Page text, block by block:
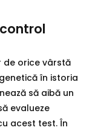
orice vârstă
în istoria
să aibă un
evalueze
acest test. În